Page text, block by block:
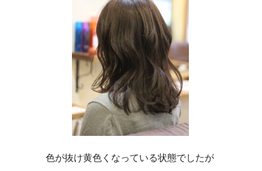
色が抜け黄色くなっている状態でしたが